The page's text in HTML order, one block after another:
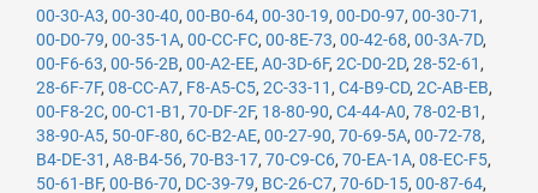
00-30-A3, 00-30-40, 00-B0-64, 00-30-19, 00-D0-97, 00-30-71 ,
00-D0-79, 00-35-1A, 00-CC-FC, 00-8E-73, 00-42-68, 00-3A-7D,
00-F6-63, 00-56-2B, 00-A2-EE, A0-3D-6F, 2C-D0-2D, 28-52-61 ,
28-6F-7F, 08-CC-A7, F8-A5-C5, 2C-33-11 , C4-B9-CD, 2C-AB-EB,
00-F8-2C, 00-C1-B1 , 70-DF-2F, 18-80-90, C4-44-A0, 78-02-B1 ,
38-90-A5, 50-0F-80, 6C-B2-AE, 00-27-90, 70-69-5A, 00-72-78,
B4-DE-31 , A8-B4-56, 70-B3-17, 70-C9-C6, 70-EA-1A, 08-EC-F5,
50-61-BF, 00-B6-70, DC-39-79, BC-26-C7, 70-6D-15, 00-87-64,